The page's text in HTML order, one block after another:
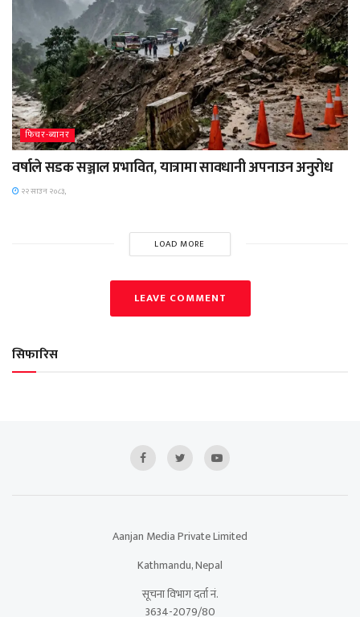
फिचर-ब्यानर
वर्षाले सडक सञ्जाल प्रभावित, यात्रामा सावधानी अपनाउन अनुरोध
२२ साउन २०८३,
LOAD MORE
LEAVE COMMENT
सिफारिस
Aanjan Media Private Limited
Kathmandu, Nepal
सूचना विभाग दर्ता नं.
3634-2079/80